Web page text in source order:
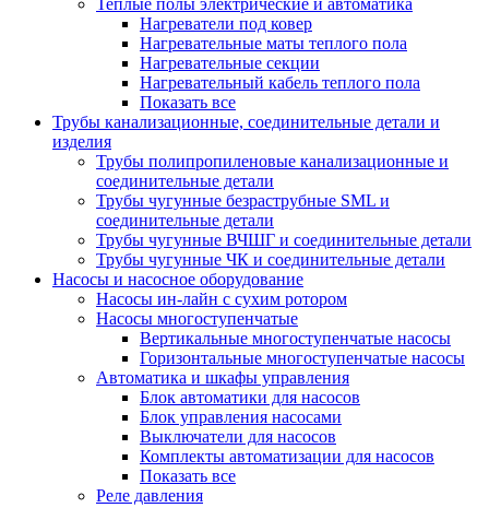
Теплые полы электрические и автоматика
Нагреватели под ковер
Нагревательные маты теплого пола
Нагревательные секции
Нагревательный кабель теплого пола
Показать все
Трубы канализационные, соединительные детали и
изделия
Трубы полипропиленовые канализационные и
соединительные детали
Трубы чугунные безраструбные SML и
соединительные детали
Трубы чугунные ВЧШГ и соединительные детали
Трубы чугунные ЧК и соединительные детали
Насосы и насосное оборудование
Насосы ин-лайн с сухим ротором
Насосы многоступенчатые
Вертикальные многоступенчатые насосы
Горизонтальные многоступенчатые насосы
Автоматика и шкафы управления
Блок автоматики для насосов
Блок управления насосами
Выключатели для насосов
Комплекты автоматизации для насосов
Показать все
Реле давления